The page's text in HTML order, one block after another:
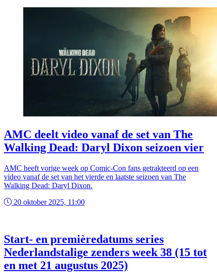
AMC deelt video vanaf de set van The
Walking Dead: Daryl Dixon seizoen vier
AMC heeft vorige week op Comic-Con fans getrakteerd op een
video vanaf de set van het vierde en laatste seizoen van The
Walking Dead: Daryl Dixon.
20 oktober 2025, 11:00
Start- en premièredatums series
Nederlandstalige zenders week 38 (15 tot
en met 21 augustus 2025)